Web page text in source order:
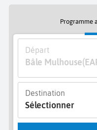
Programme
Départ
Bâle Mulhouse
Destination
Sélectionner